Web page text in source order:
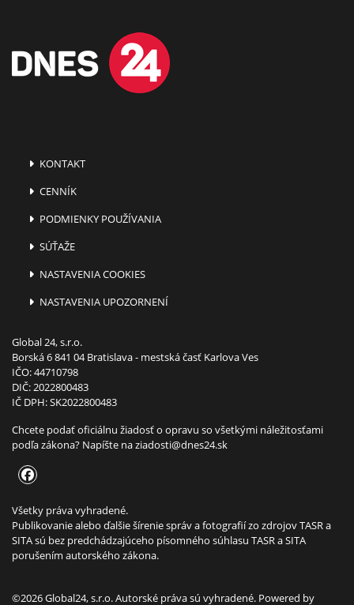
KONTAKT
CENNÍK
PODMIENKY POUŽÍVANIA
SÚŤAŽE
NASTAVENIA COOKIES
NASTAVENIA UPOZORNENÍ
Global 24, s.r.o.
Borská 6 841 04 Bratislava - mestská časť Karlova Ves
IČO: 44710798
DIČ: 2022800483
IČ DPH: SK2022800483
Chcete podať oficiálnu žiadosť o opravu so všetkými náležitosťami
podľa zákona? Napíšte naziadosti@dnes24.sk
Všetky práva vyhradené.
Publikovanie alebo ďalšie šírenie správ a fotografií zo zdrojov TASR a
SITA sú bez predchádzajúceho písomného súhlasu TASR a SITA
porušením autorského zákona.
©2026 Global24, s.r.o. Autorské práva sú vyhradené. Powered by